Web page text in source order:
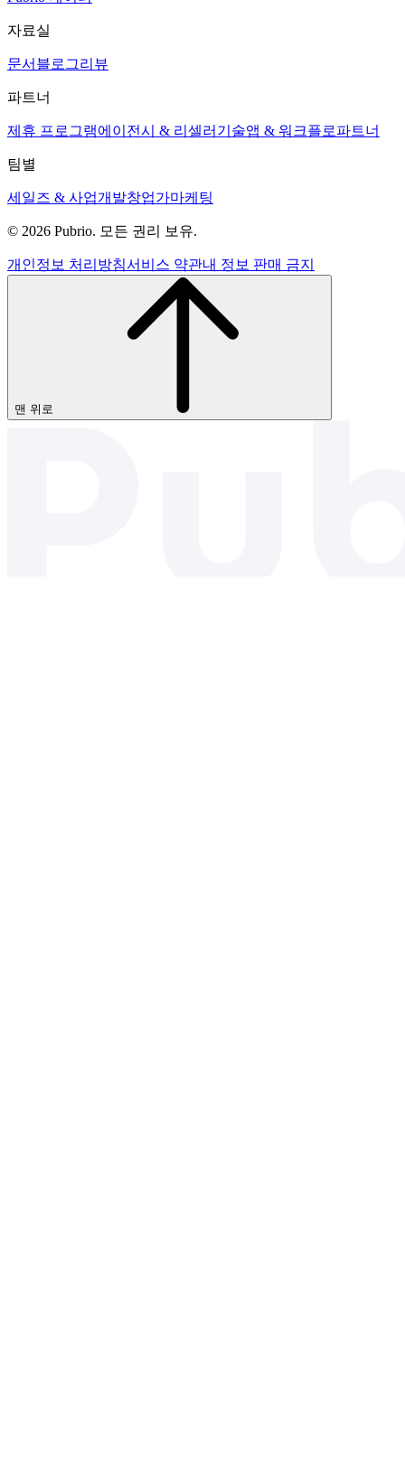
자료실
문서 블로그리뷰
파트너
제휴 프로그램에이전시 & 리셀러 기술앱 & 워크플로파트너
팀별
세일즈 & 사업개발창업가마케팅
© 2026 Pubrio. 모든 권리 보유.
개인정보 처리방침서비스 약관내 정보 판매 금지
맨 위로